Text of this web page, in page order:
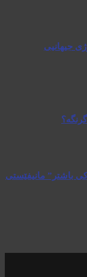
جیهانیی
باشتر” مانیفێستی